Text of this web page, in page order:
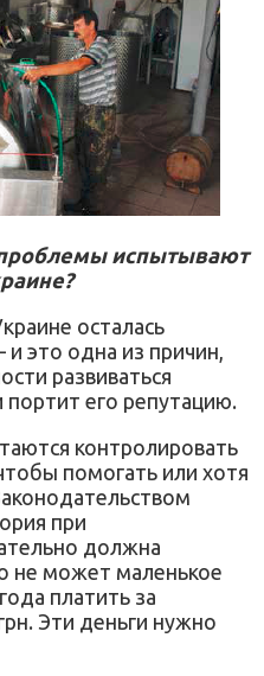
испытывают
осталась
это одна из причин,
развиваться
его репутацию.
контролировать
помогать или хотя
при
должна
не может маленькое
платить за
Эти деньги нужно